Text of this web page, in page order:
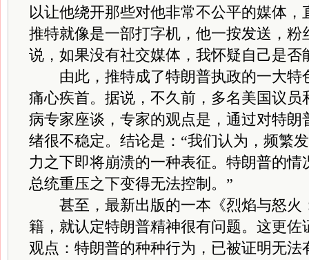
以让他绕开那些对他非常不公平的媒体
推特就像是一部打字机，他一按发送，粉
说，如果没有社交媒体，我怀疑自己是否
由此，推特成了特朗普执政的一大特
痛心疾首。据说，不久前，多名美国议员
病专家座谈，专家的观点是，通过对特朗
绪很不稳定。结论是：“我们认为，频繁
力之下即将崩溃的一种表征。特朗普的
总统重压之下变得无法控制。”
甚至，最新出版的一本《烈焰与怒火
籍，就认定特朗普精神很有问题。这更佐
观点：特朗普的种种行为，已被证明无法